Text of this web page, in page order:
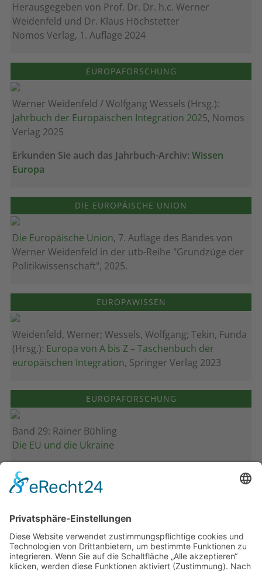
Herausgegeben von Prof. Dr. Dr. h.c. Werner
Weidenfeld und Dr. Klaus Höchstetter
Nomos Verlag, 1. Auflage 2024
EUROPAFORSCHUNG
Werner Weidenfeld / Wolfgang Wessels (Hrsg.):
Jahrbuch der Europäischen Integration 2025, Nomos
Verlag 2025
Erkunden Sie auch das Jahrbuch-Archiv: Wissen
Europa
DIE EUROPÄISCHE UNION
Die Europäische Union, 7. Auflage des Bandes von
Werner Weidenfeld in der utb-Reihe "Grundzüge der
Politikwissenschaft", 2025.
EUROPAWISSEN
Weidenfeld, Werner; Wessels, Wolfgang; Tekin, Funda
(Hrsg.): Europa von A bis Z – Taschenbuch der
europäischen Integration, Springer Verlag 2023
EUROPAFORSCHUNG
Band 29: Rainer Bühling
Die EU und die Ukraine
Band 28: Andrea Zeller
Eurorettung um jeden Preis?
Band 27: Thomas Jansen
Europa verstehen